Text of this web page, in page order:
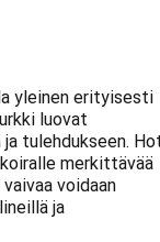
yleinen erityisesti
luovat
tulehdukseen.
merkittävää
voidaan
ja